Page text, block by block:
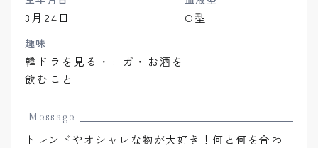
3月24日 O型
趣味
韓ドラを見る・ヨガ・お酒を
飲むこと
Message
トレンドやオシャレな物が大好き！何と何を合わ